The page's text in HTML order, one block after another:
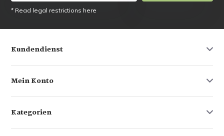
* Read legal restrictions here
Kundendienst
Mein Konto
Kategorien